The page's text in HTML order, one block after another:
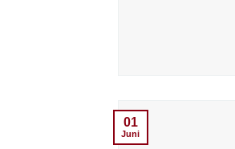
01
Juni